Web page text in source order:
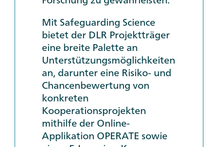
MitSafeguarding Science
bietet der DLR Projektträger
eine breite Palette an
Unterstützungsmöglichkeiten
an, darunter eine Risiko- und
Chancenbewertung von
konkreten
Kooperationsprojekten
mithilfe derOnline-
Applikation OPERATEsowie